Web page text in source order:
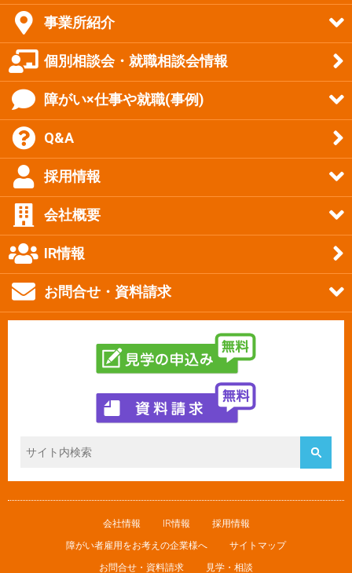
事業所紹介
個別相談会・就職相談会情報
障がい×仕事や就職(事例)
Q&A
採用情報
会社概要
IR情報
お問合せ・資料請求
会社情報 IR情報
採用情報
障がい者雇用をお考えの企業様へ
サイトマップ
お問合せ・資料請求
見学・相談